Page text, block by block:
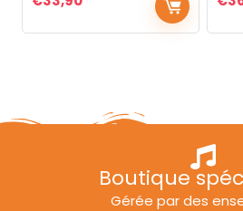
Boutique
Gérée par des